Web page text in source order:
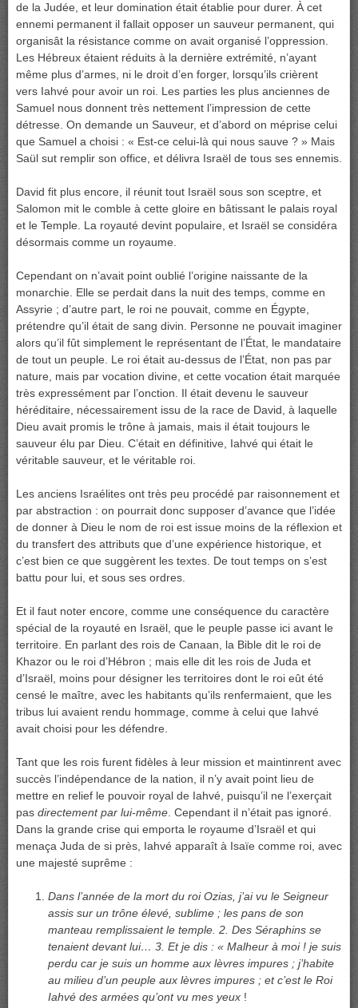
de la Judée, et leur domination était établie pour durer. À cet
ennemi permanent il fallait opposer un sauveur permanent, qui
organisât la résistance comme on avait organisé l’oppression.
Les Hébreux étaient réduits à la dernière extrémité, n’ayant
même plus d’armes, ni le droit d’en forger, lorsqu’ils crièrent
vers Iahvé pour avoir un roi. Les parties les plus anciennes de
Samuel nous donnent très nettement l’impression de cette
détresse. On demande un Sauveur, et d’abord on méprise celui
que Samuel a choisi : « Est-ce celui-là qui nous sauve ? » Mais
Saül sut remplir son office, et délivra Israël de tous ses ennemis.
David fit plus encore, il réunit tout Israël sous son sceptre, et
Salomon mit le comble à cette gloire en bâtissant le palais royal
et le Temple. La royauté devint populaire, et Israël se considéra
désormais comme un royaume.
Cependant on n’avait point oublié l’origine naissante de la
monarchie. Elle se perdait dans la nuit des temps, comme en
Assyrie ; d’autre part, le roi ne pouvait, comme en Égypte,
prétendre qu’il était de sang divin. Personne ne pouvait imaginer
alors qu’il fût simplement le représentant de l’État, le mandataire
de tout un peuple. Le roi était au-dessus de l’État, non pas par
nature, mais par vocation divine, et cette vocation était marquée
très expressément par l’onction. Il était devenu le sauveur
héréditaire, nécessairement issu de la race de David, à laquelle
Dieu avait promis le trône à jamais, mais il était toujours le
sauveur élu par Dieu. C’était en définitive, Iahvé qui était le
véritable sauveur, et le véritable roi.
Les anciens Israélites ont très peu procédé par raisonnement et
par abstraction : on pourrait donc supposer d’avance que l’idée
de donner à Dieu le nom de roi est issue moins de la réflexion et
du transfert des attributs que d’une expérience historique, et
c’est bien ce que suggèrent les textes. De tout temps on s’est
battu pour lui, et sous ses ordres.
Et il faut noter encore, comme une conséquence du caractère
spécial de la royauté en Israël, que le peuple passe ici avant le
territoire. En parlant des rois de Canaan, la Bible dit le roi de
Khazor ou le roi d’Hébron ; mais elle dit les rois de Juda et
d’Israël, moins pour désigner les territoires dont le roi eût été
censé le maître, avec les habitants qu’ils renfermaient, que les
tribus lui avaient rendu hommage, comme à celui que Iahvé
avait choisi pour les défendre.
Tant que les rois furent fidèles à leur mission et maintinrent avec
succès l’indépendance de la nation, il n’y avait point lieu de
mettre en relief le pouvoir royal de Iahvé, puisqu’il ne l’exerçait
pas directement par lui-même . Cependant il n’était pas ignoré.
Dans la grande crise qui emporta le royaume d’Israël et qui
menaça Juda de si près, Iahvé apparaît à Isaïe comme roi, avec
une majesté suprême :
Dans l’année de la mort du roi Ozias, j’ai vu le Seigneur
assis sur un trône élevé, sublime ; les pans de son
manteau remplissaient le temple. 2. Des Séraphins se
tenaient devant lui… 3. Et je dis : « Malheur à moi ! je suis
perdu car je suis un homme aux lèvres impures ; j’habite
au milieu d’un peuple aux lèvres impures ; et c’est le Roi
Iahvé des armées qu’ont vu mes yeux !